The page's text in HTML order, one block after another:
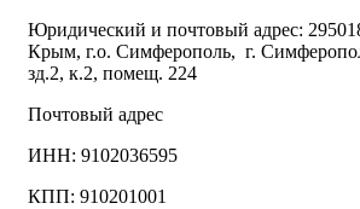
Юридический и почтовый адрес:
Крым, г.о. Симферополь, г.
зд.2, к.2, помещ. 224
Почтовый адрес
ИНН: 9102036595
КПП: 910201001